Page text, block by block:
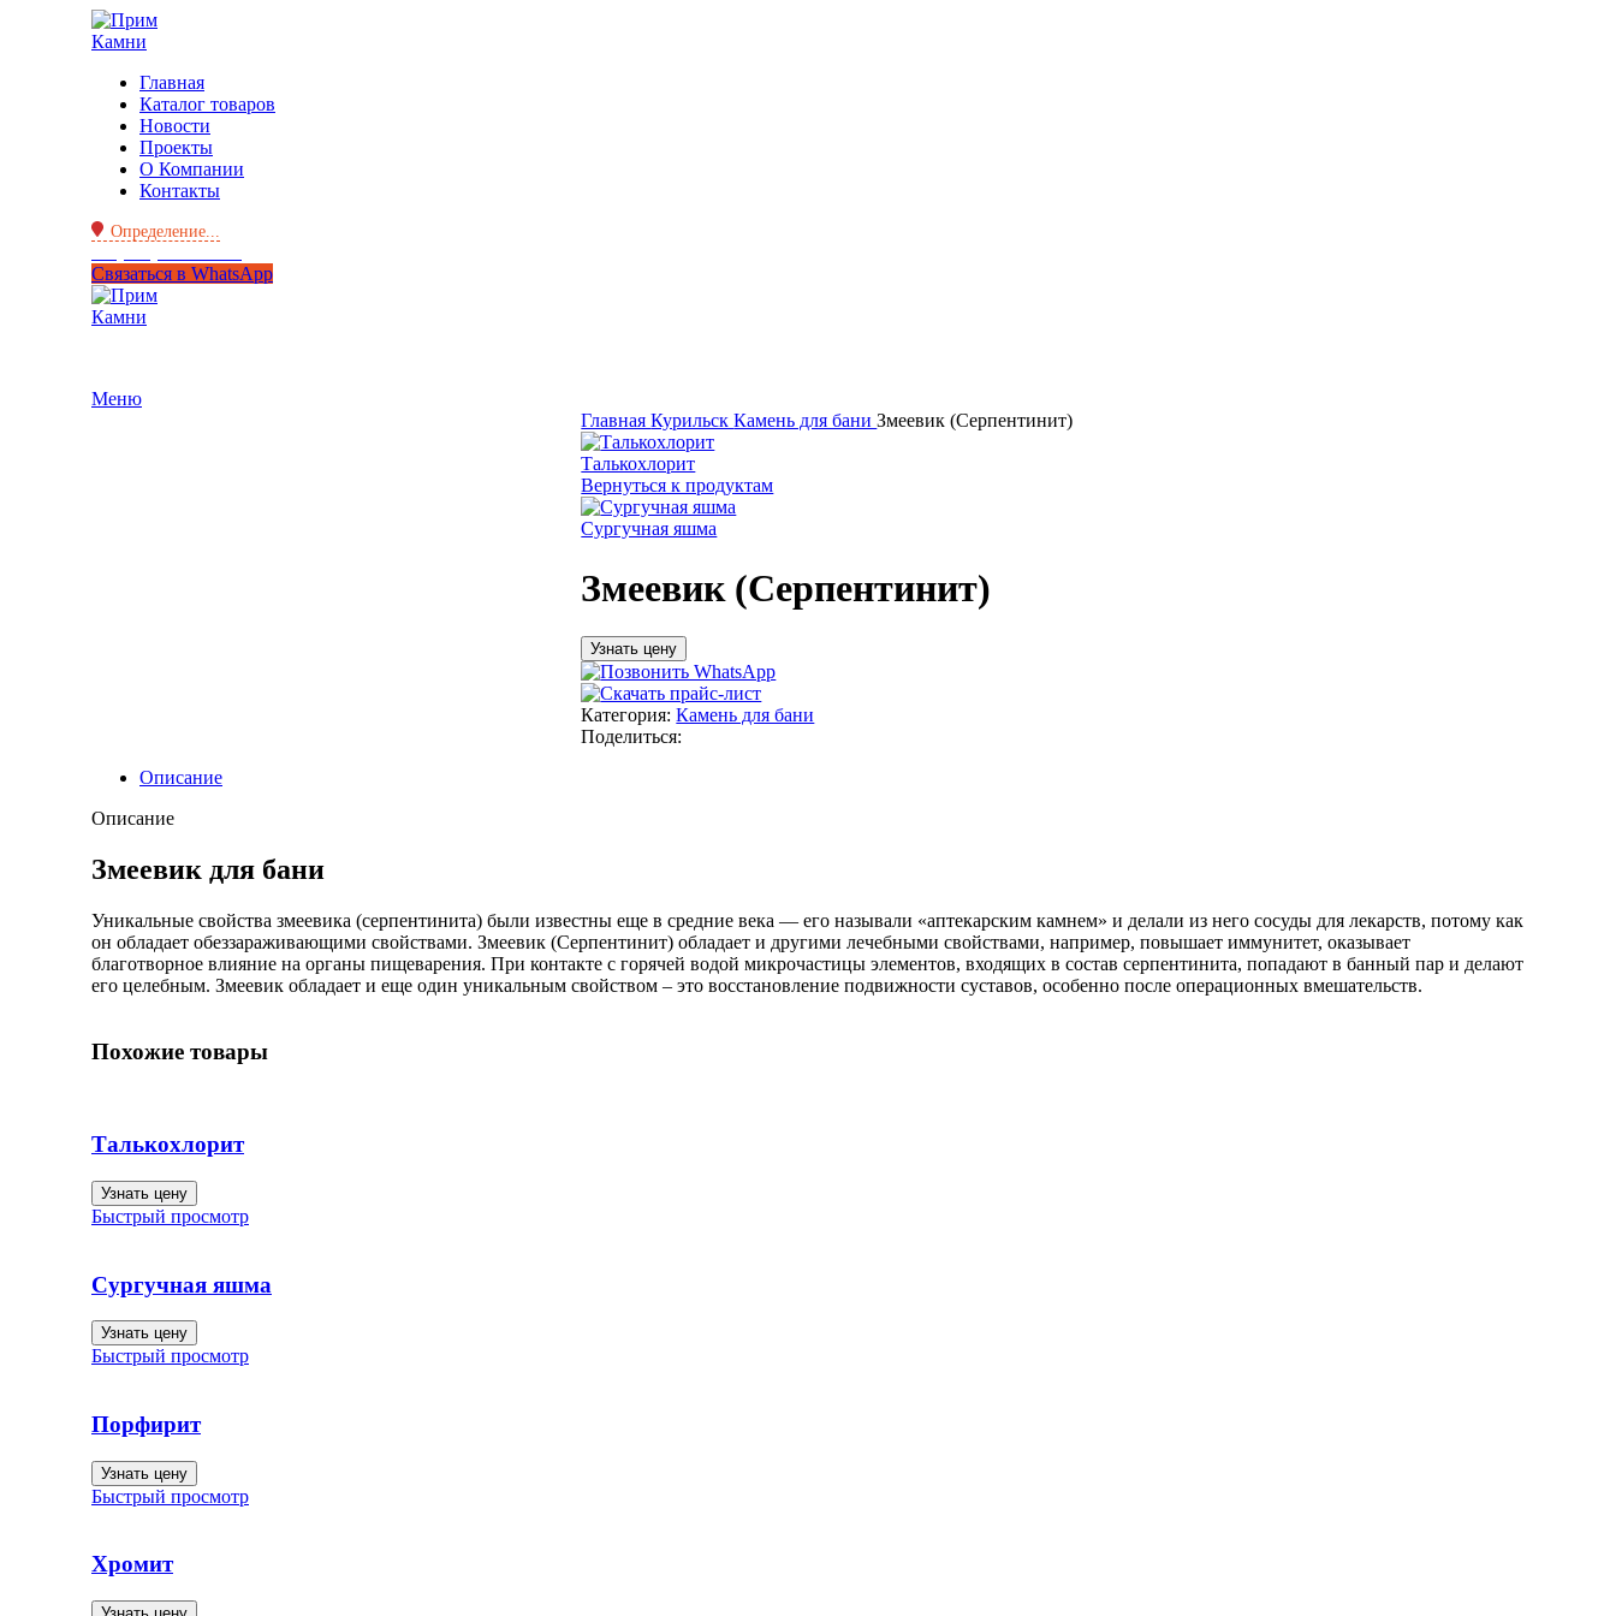
Главная
Каталог товаров
Новости
Проекты
О Компании
Контакты
Определение...
Связаться в WhatsApp
Меню
ГлавнаяКурильскКамень для баниЗмеевик (Серпентинит)
Талькохлорит
Вернуться к продуктам
Сургучная яшма
Змеевик (Серпентинит)
Узнать цену
Категория: Камень для бани
Поделиться:
Описание
Описание
Змеевик для бани
Уникальные свойства змеевика (серпентинита) были известны еще в средние века — его называли «аптекарским камнем» и делали из него сосуды для лекарств, потому как
он обладает обеззараживающими свойствами. Змеевик (Серпентинит) обладает и другими лечебными свойствами, например, повышает иммунитет, оказывает
благотворное влияние на органы пищеварения. При контакте с горячей водой микрочастицы элементов, входящих в состав серпентинита, попадают в банный пар и делают
его целебным. Змеевик обладает и еще один уникальным свойством – это восстановление подвижности суставов, особенно после операционных вмешательств.
Похожие товары
Талькохлорит
Узнать цену
Быстрый просмотр
Сургучная яшма
Узнать цену
Быстрый просмотр
Порфирит
Узнать цену
Быстрый просмотр
Хромит